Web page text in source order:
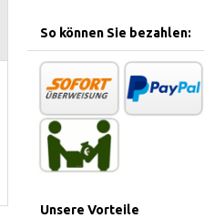
So können Sie bezahlen:
Unsere Vorteile